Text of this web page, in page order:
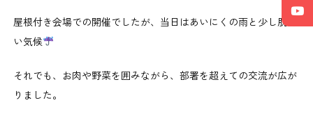
屋根付き会場での開催でしたが、当日はあいにくの雨と少し肌寒
い気候
それでも、お肉や野菜を囲みながら、部署を超えての交流が広が
りました。